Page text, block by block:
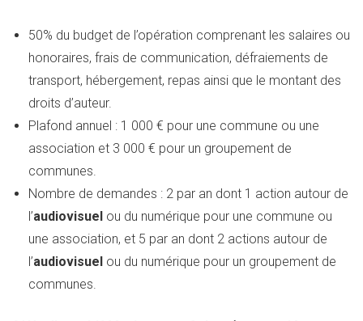
50% du budget de l’opération comprenant les salaires ou
honoraires, frais de communication, défraiements de
transport, hébergement, repas ainsi que le montant des
droits d’auteur.
Plafond annuel : 1 000 € pour une commune ou une
association et 3 000 € pour un groupement de
communes.
Nombre de demandes : 2 par an dont 1 action autour de
l’audiovisuel ou du numérique pour une commune ou
une association, et 5 par an dont 2 actions autour de
l’audiovisuel ou du numérique pour un groupement de
communes.